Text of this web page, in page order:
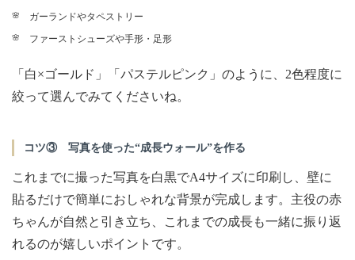
ガーランドやタペストリー
ファーストシューズや手形・足形
「白×ゴールド」「パステルピンク」のように、2色程度に
絞って選んでみてくださいね。
コツ③ 写真を使った“成長ウォール”を作る
これまでに撮った写真を白黒でA4サイズに印刷し、壁に
貼るだけで簡単におしゃれな背景が完成します。主役の赤
ちゃんが自然と引き立ち、これまでの成長も一緒に振り返
れるのが嬉しいポイントです。